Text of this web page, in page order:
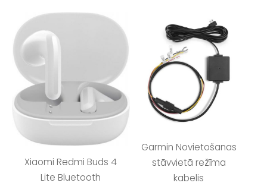
Xiaomi Redmi Buds 4
Lite Bluetooth
Garmin Novietošanas
stāvvietā režīma
kabelis